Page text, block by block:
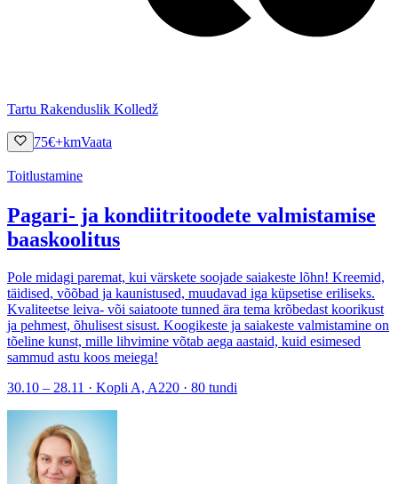
Tartu Rakenduslik Kolledž
75€+kmVaata
Toitlustamine
Pagari- ja kondiitritoodete valmistamise
baaskoolitus
Pole midagi paremat, kui värskete soojade saiakeste lõhn! Kreemid,
täidised, võõbad ja kaunistused, muudavad iga küpsetise eriliseks.
Kvaliteetse leiva- või saiatoote tunned ära tema krõbedast koorikust
ja pehmest, õhulisest sisust. Koogikeste ja saiakeste valmistamine on
tõeline kunst, mille lihvimine võtab aega aastaid, kuid esimesed
sammud astu koos meiega!
30.10 – 28.11 · Kopli A, A220 · 80 tundi